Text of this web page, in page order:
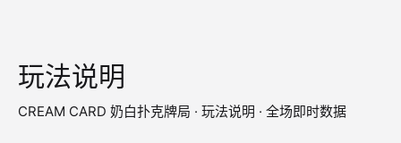
玩法说明
CREAM CARD 奶白扑克牌局 · 玩法说明 · 全场即时数据